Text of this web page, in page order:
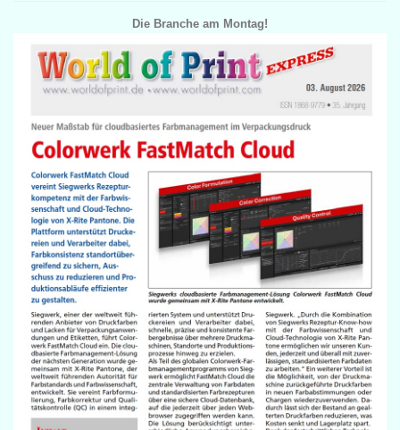
Die Branche am Montag!